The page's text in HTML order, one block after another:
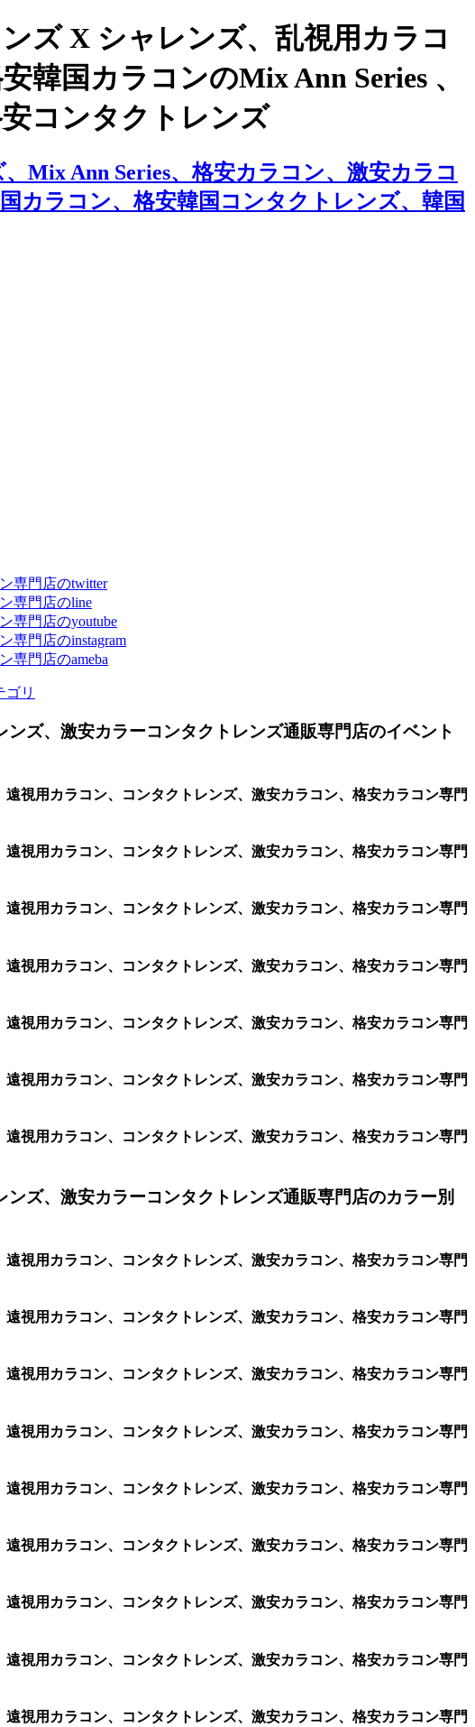
ズ X シャレンズ、乱視用カラコ
韓国カラコンのMix Ann Series 、
コンタクトレンズ
Mix Ann Series、格安カラコン、激安カラコ
カラコン、格安韓国コンタクトレンズ、韓国
専門店のtwitter
専門店のline
専門店のyoutube
専門店のinstagram
専門店のameba
リ
ズ、激安カラーコンタクトレンズ通販専門店のイベント
視用カラコン、コンタクトレンズ、激安カラコン、格安カラコン専門
視用カラコン、コンタクトレンズ、激安カラコン、格安カラコン専門
視用カラコン、コンタクトレンズ、激安カラコン、格安カラコン専門
視用カラコン、コンタクトレンズ、激安カラコン、格安カラコン専門
視用カラコン、コンタクトレンズ、激安カラコン、格安カラコン専門
視用カラコン、コンタクトレンズ、激安カラコン、格安カラコン専門
視用カラコン、コンタクトレンズ、激安カラコン、格安カラコン専門
ズ、激安カラーコンタクトレンズ通販専門店のカラー別
視用カラコン、コンタクトレンズ、激安カラコン、格安カラコン専門
視用カラコン、コンタクトレンズ、激安カラコン、格安カラコン専門
視用カラコン、コンタクトレンズ、激安カラコン、格安カラコン専門
視用カラコン、コンタクトレンズ、激安カラコン、格安カラコン専門
視用カラコン、コンタクトレンズ、激安カラコン、格安カラコン専門
視用カラコン、コンタクトレンズ、激安カラコン、格安カラコン専門
視用カラコン、コンタクトレンズ、激安カラコン、格安カラコン専門
視用カラコン、コンタクトレンズ、激安カラコン、格安カラコン専門
視用カラコン、コンタクトレンズ、激安カラコン、格安カラコン専門